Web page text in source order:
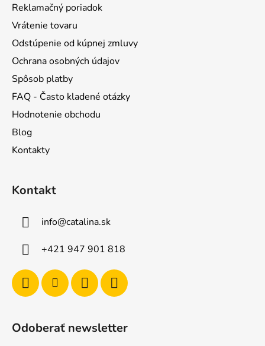
ý
Reklamačný poriadok
Vrátenie tovaru
Odstúpenie od kúpnej zmluvy
Ochrana osobných údajov
Spôsob platby
FAQ - Často kladené otázky
Hodnotenie obchodu
Blog
Kontakty
Kontakt
info@catalina.sk
+421 947 901 818
Odoberať newsletter